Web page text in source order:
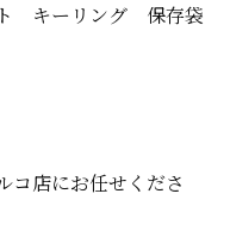
キーリング 保存袋
コ店にお任せくださ